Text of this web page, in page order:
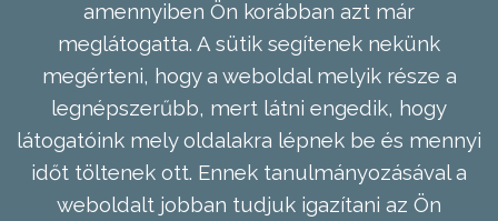
amennyiben Ön korábban azt már
meglátogatta. A sütik segítenek nekünk
megérteni, hogy a weboldal melyik része a
legnépszerűbb, mert látni engedik, hogy
látogatóink mely oldalakra lépnek be és mennyi
időt töltenek ott. Ennek tanulmányozásával a
weboldalt jobban tudjuk igazítani az Ön